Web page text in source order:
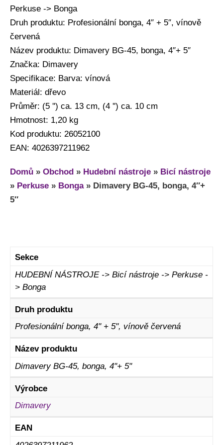
Perkuse -> Bonga
Druh produktu: Profesionální bonga, 4″ + 5″, vínově
červená
Název produktu: Dimavery BG-45, bonga, 4″+ 5″
Značka: Dimavery
Specifikace: Barva: vínová
Materiál: dřevo
Průměr: (5 '') ca. 13 cm, (4 '') ca. 10 cm
Hmotnost: 1,20 kg
Kod produktu: 26052100
EAN: 4026397211962
Domů » Obchod » Hudební nástroje » Bicí nástroje
» Perkuse » Bonga» Dimavery BG-45, bonga, 4″+
5″
Sekce
HUDEBNÍ NÁSTROJE -> Bicí nástroje -> Perkuse -
> Bonga
Druh produktu
Profesionální bonga, 4" + 5", vínově červená
Název produktu
Dimavery BG-45, bonga, 4"+ 5"
Výrobce
Dimavery
EAN